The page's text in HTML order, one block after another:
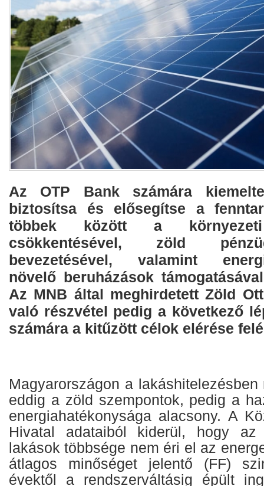
Az OTP Bank számára
biztosítsa és elősegítse a
többek között a környezeti
csökkentésével, zöld
bevezetésével, valamint
növelő beruházások
Az MNB által meghirdetett Zöld
való részvétel pedig a következő
számára a kitűzött célok elérése
Magyarországon a
eddig a zöld szempontok, pedig a
energiahatékonysága alacsony. A
Hivatal adataiból kiderül, hogy
lakások többsége nem éri el az
átlagos minőséget jelentő (FF)
évektől a rendszerváltásig épült